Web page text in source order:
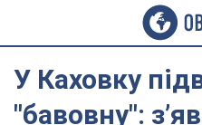
У Каховку
"бавовну":